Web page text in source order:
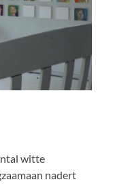
witte
nadert